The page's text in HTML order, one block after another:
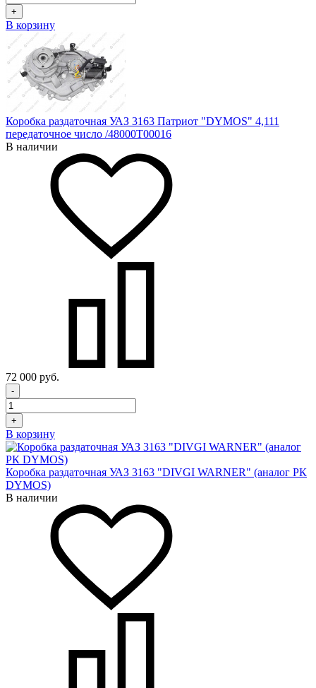
+
В корзину
Коробка раздаточная УАЗ 3163 Патриот "DYMOS" 4,111
передаточное число /48000Т00016
В наличии
72 000 руб.
-
+
В корзину
Коробка раздаточная УАЗ 3163 "DIVGI WARNER" (аналог РК
DYMOS)
В наличии